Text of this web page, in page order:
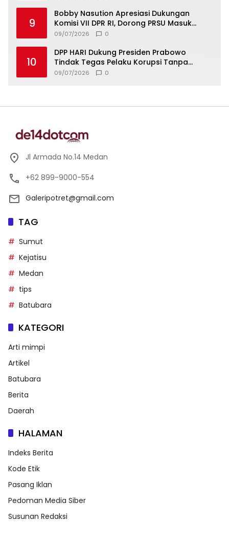
9
Bobby Nasution Apresiasi Dukungan
Komisi VII DPR RI, Dorong PRSU Masuk
Kalender Event Nasional
09/07/2026 0
10
DPP HARI Dukung Presiden Prabowo
Tindak Tegas Pelaku Korupsi Tanpa
Tebang Pilih
09/07/2026 0
Jl Armada No.14 Medan
+62 899-9000-554
Galeripotret@gmail.com
TAG
Sumut
Kejatisu
Medan
tips
Batubara
KATEGORI
Arti mimpi
Artikel
Batubara
Berita
Daerah
HALAMAN
Indeks Berita
Kode Etik
Pasang Iklan
Pedoman Media Siber
Susunan Redaksi